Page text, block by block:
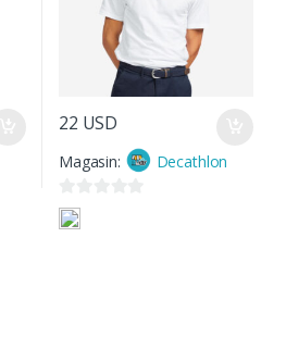
22 USD
Magasin: Decathlon
0
s